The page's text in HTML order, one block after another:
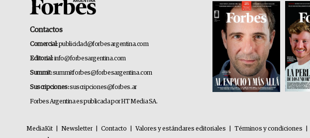
Contactos
Comercial:publicidad@forbesargentina.com
Editorial:info@forbesargentina.com
Summit:summitforbes@forbesargentina.com
Suscripciones:suscripciones@forbes.ar
Forbes Argentina es publicada por HT Media SA.
MediaKit Newsletter Contacto Valores y estándares editoriales Términos y condiciones